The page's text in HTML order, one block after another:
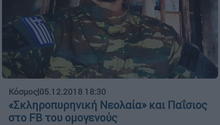
Κόσμος|05.12.2018 18:30
«Σκληροπυρηνική Νεολαία» και Παΐσιος
στο FB του ομογενούς